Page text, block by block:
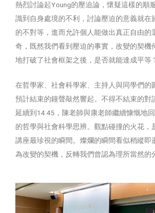
熱烈討論起Young的壓迫論，懷疑這樣的順
識到自身處境的不利，討論壓迫的意義就在
的不對等，進而允許個人能做出真正自由的
奇，既然我們看到壓迫的事實，改變的契機
地打破了社會框架之後，是否就能達成平等
在哲學家、社會科學家、主持人與同學們的
預計結束的鐘聲敲然響起。不得不結束的對
延續到14:45，陳老師與康老師繼續慷慨地
的哲學與社會科學思辨。觀點碰撞的火花，
講座最珍視的瞬間。燦爛的瞬間看似稍縱即
為改變的契機，反轉我們曾認為理所當然的